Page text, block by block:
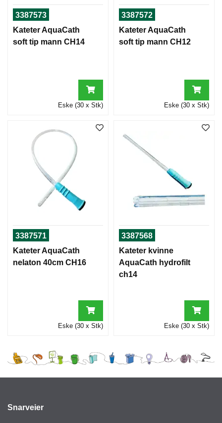
3387573
Kateter AquaCath
soft tip mann CH14
Eske (30 x Stk)
3387572
Kateter AquaCath
soft tip mann CH12
Eske (30 x Stk)
3387571
Kateter AquaCath
nelaton 40cm CH16
Eske (30 x Stk)
3387568
Kateter kvinne
AquaCath hydrofilt
ch14
Eske (30 x Stk)
Snarveier